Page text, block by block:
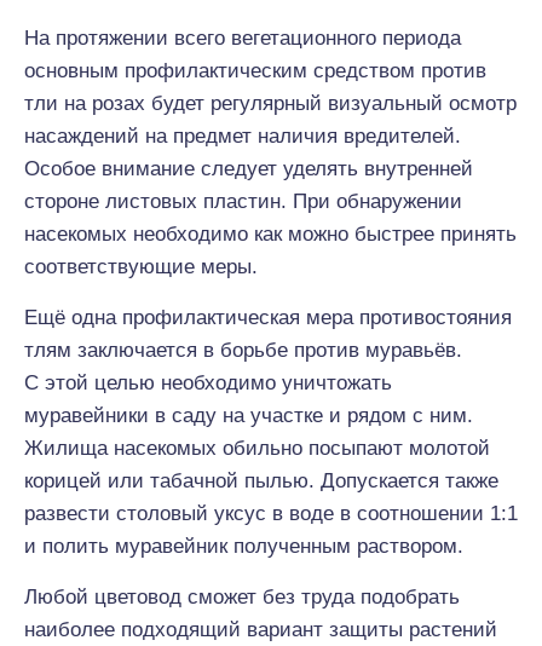
На протяжении всего вегетационного периода
основным профилактическим средством против
тли на розах будет регулярный визуальный осмотр
насаждений на предмет наличия вредителей.
Особое внимание следует уделять внутренней
стороне листовых пластин. При обнаружении
насекомых необходимо как можно быстрее принять
соответствующие меры.
Ещё одна профилактическая мера противостояния
тлям заключается в борьбе против муравьёв.
С этой целью необходимо уничтожать
муравейники в саду на участке и рядом с ним.
Жилища насекомых обильно посыпают молотой
корицей или табачной пылью. Допускается также
развести столовый уксус в воде в соотношении 1:1
и полить муравейник полученным раствором.
Любой цветовод сможет без труда подобрать
наиболее подходящий вариант защиты растений